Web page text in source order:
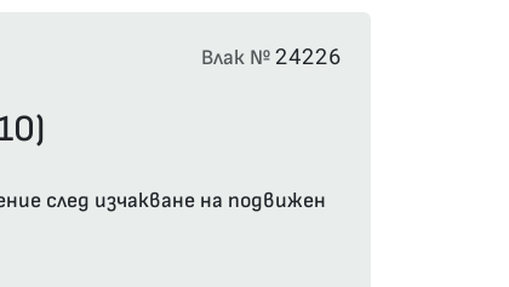
Влак №24226
след изчакване на подвижен